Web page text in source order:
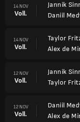
14 NOV
Voll.
Jannik
Daniil
14 NOV
Voll.
Taylor
Alex de
12 NOV
Voll.
Jannik
Taylor
12 NOV
Voll.
Daniil
Alex de